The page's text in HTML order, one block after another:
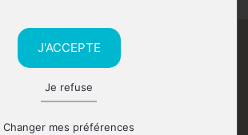
J'ACCEPTE
Je refuse
Changer mes préférences